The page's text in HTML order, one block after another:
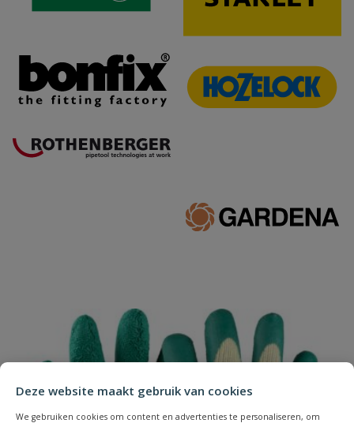
Deze website maakt gebruik van cookies
We gebruiken cookies om content en advertenties te personaliseren, om